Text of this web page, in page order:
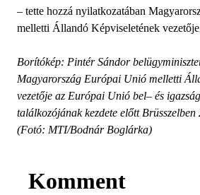
– tette hozzá nyilatkozatában
melletti Állandó Képviseletének
Borítókép: Pintér Sándor
Magyarország Európai Unió melletti
vezetője az Európai Unió bel– és
találkozójának kezdete előtt
(Fotó: MTI/Bodnár Boglárka)
Komment